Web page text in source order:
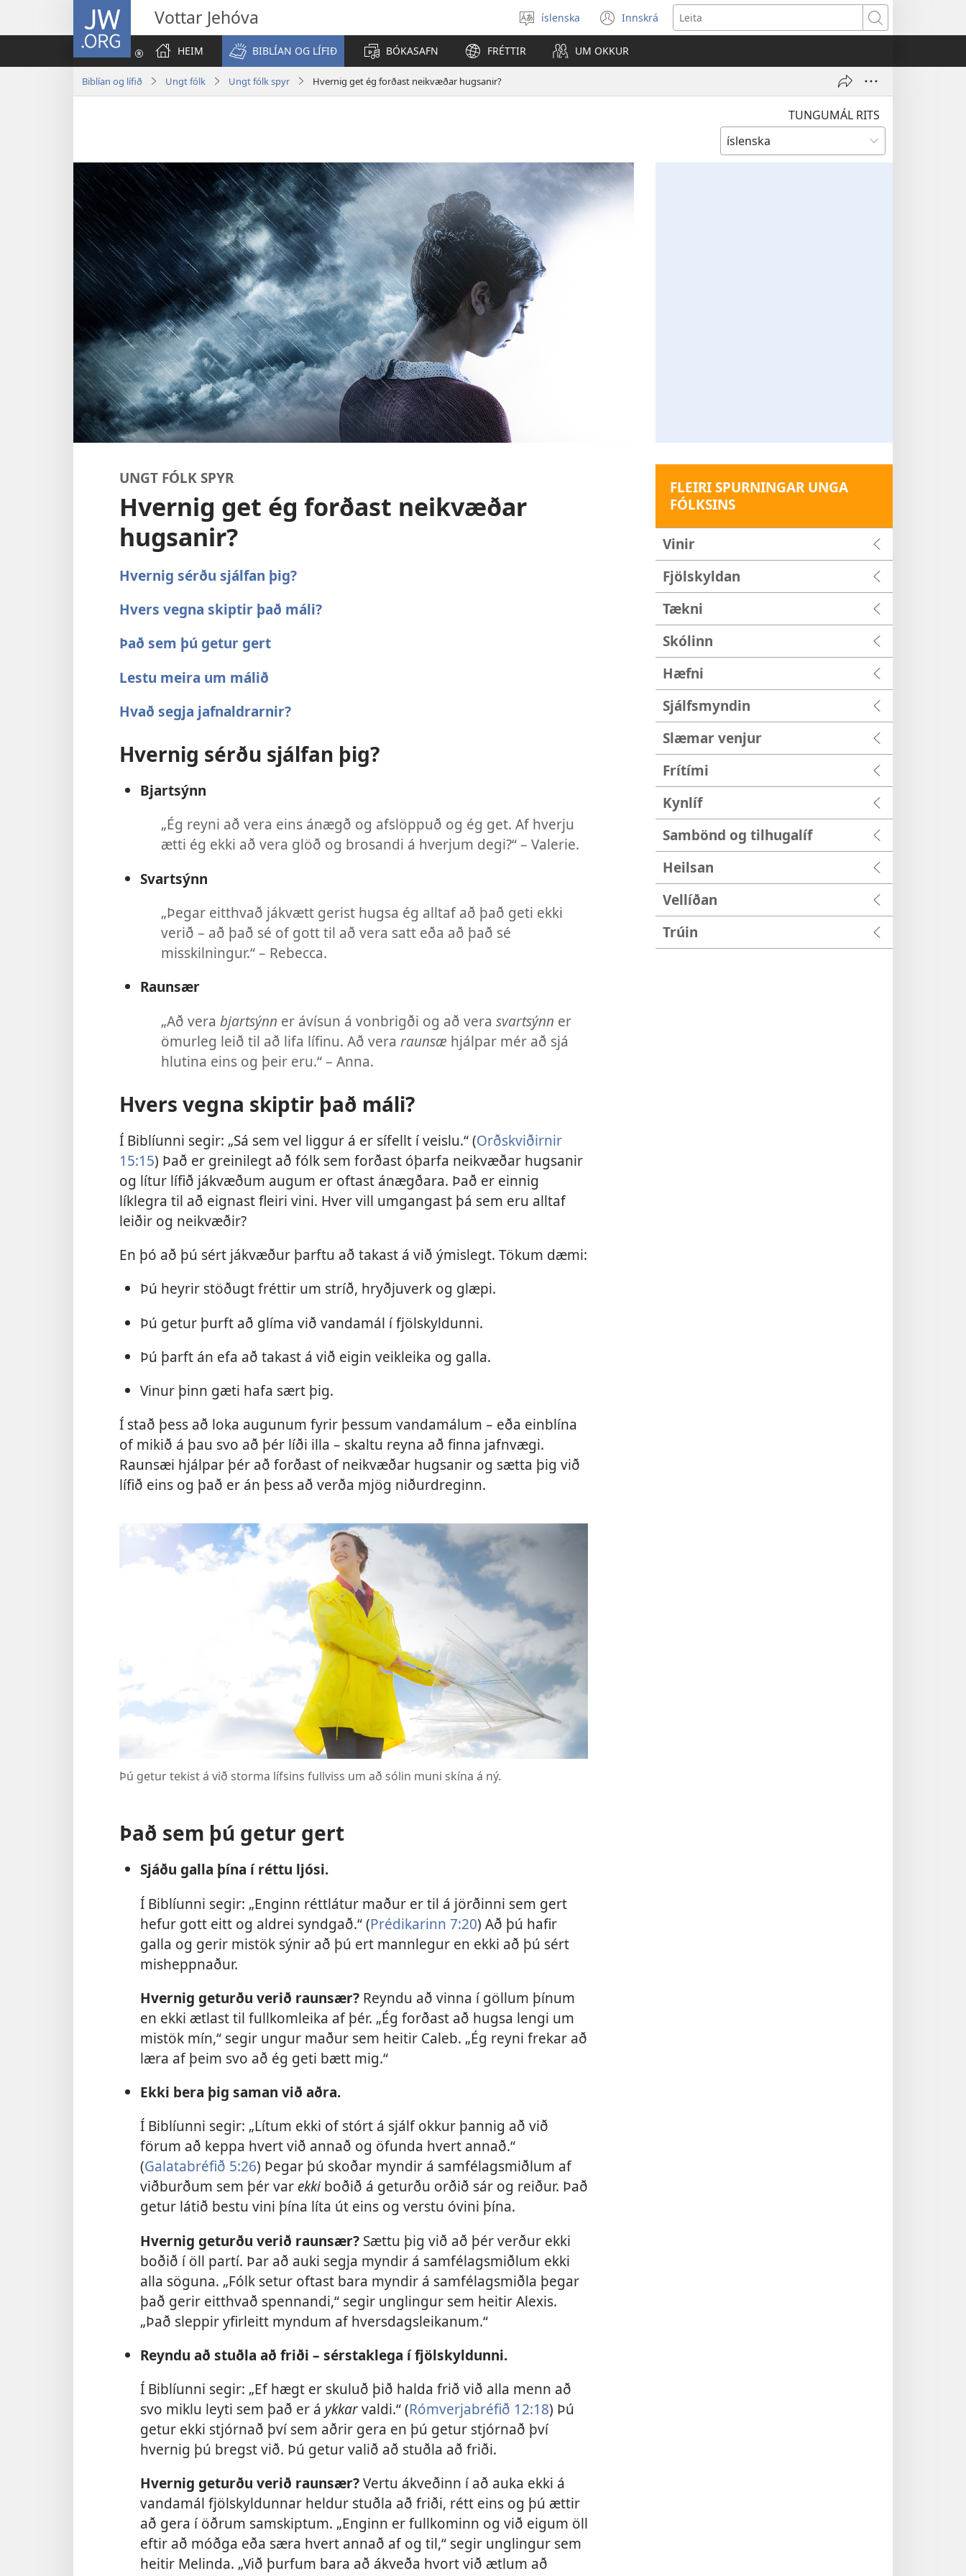
JW.ORG Vottar Jehóva
Veldu
tungumál
íslenska Innskrá
(opnast
í
glugga)
Leita
HEIM
BIBLÍAN OG LÍFIÐ BÓKASAFN FRÉTTIR UM OKKUR
Biblían og lífið Ungt fólk Ungt fólk spyr Hvernig get ég forðast neikvæðar hugsanir?
TUNGUMÁL RITS
UNGT FÓLK SPYR
Hvernig get ég forðast neikvæðar
hugsanir?
Hvernig sérðu sjálfan þig?
Hvers vegna skiptir það máli?
Það sem þú getur gert
Lestu meira um málið
Hvað segja jafnaldrarnir?
Hvernig sérðu sjálfan þig?
Bjartsýnn
„Ég reyni að vera eins ánægð og afslöppuð og ég get. Af hverju
ætti ég ekki að vera glöð og brosandi á hverjum degi?“ – Valerie.
Svartsýnn
„Þegar eitthvað jákvætt gerist hugsa ég alltaf að það geti ekki
verið – að það sé of gott til að vera satt eða að það sé
misskilningur.“ – Rebecca.
Raunsær
„Að vera bjartsýnn er ávísun á vonbrigði og að vera svartsýnn er
ömurleg leið til að lifa lífinu. Að vera raunsæ hjálpar mér að sjá
hlutina eins og þeir eru.“ – Anna.
Hvers vegna skiptir það máli?
Í Biblíunni segir: „Sá sem vel liggur á er sífellt í veislu.“ (Orðskviðirnir
15:15) Það er greinilegt að fólk sem forðast óþarfa neikvæðar hugsanir
og lítur lífið jákvæðum augum er oftast ánægðara. Það er einnig
líklegra til að eignast fleiri vini. Hver vill umgangast þá sem eru alltaf
leiðir og neikvæðir?
En þó að þú sért jákvæður þarftu að takast á við ýmislegt. Tökum dæmi:
Þú heyrir stöðugt fréttir um stríð, hryðjuverk og glæpi.
Þú getur þurft að glíma við vandamál í fjölskyldunni.
Þú þarft án efa að takast á við eigin veikleika og galla.
Vinur þinn gæti hafa sært þig.
Í stað þess að loka augunum fyrir þessum vandamálum – eða einblína
of mikið á þau svo að þér líði illa – skaltu reyna að finna jafnvægi.
Raunsæi hjálpar þér að forðast of neikvæðar hugsanir og sætta þig við
lífið eins og það er án þess að verða mjög niðurdreginn.
Þú getur tekist á við storma lífsins fullviss um að sólin muni skína á ný.
Það sem þú getur gert
Sjáðu galla þína í réttu ljósi.
Í Biblíunni segir: „Enginn réttlátur maður er til á jörðinni sem gert
hefur gott eitt og aldrei syndgað.“ (Prédikarinn 7:20) Að þú hafir
galla og gerir mistök sýnir að þú ert mannlegur en ekki að þú sért
misheppnaður.
Hvernig geturðu verið raunsær?Reyndu að vinna í göllum þínum
en ekki ætlast til fullkomleika af þér. „Ég forðast að hugsa lengi um
mistök mín,“ segir ungur maður sem heitir Caleb. „Ég reyni frekar að
læra af þeim svo að ég geti bætt mig.“
Ekki bera þig saman við aðra.
Í Biblíunni segir: „Lítum ekki of stórt á sjálf okkur þannig að við
förum að keppa hvert við annað og öfunda hvert annað.“
(Galatabréfið 5:26) Þegar þú skoðar myndir á samfélagsmiðlum af
viðburðum sem þér var ekkiboðið á geturðu orðið sár og reiður. Það
getur látið bestu vini þína líta út eins og verstu óvini þína.
Hvernig geturðu verið raunsær?Sættu þig við að þér verður ekki
boðið í öll partí. Þar að auki segja myndir á samfélagsmiðlum ekki
alla söguna. „Fólk setur oftast bara myndir á samfélagsmiðla þegar
það gerir eitthvað spennandi,“ segir unglingur sem heitir Alexis.
„Það sleppir yfirleitt myndum af hversdagsleikanum.“
Reyndu að stuðla að friði – sérstaklega í fjölskyldunni.
Í Biblíunni segir: „Ef hægt er skuluð þið halda frið við alla menn að
svo miklu leyti sem það er á ykkarvaldi.“ (Rómverjabréfið 12:18) Þú
getur ekki stjórnað því sem aðrir gera en þú getur stjórnað því
hvernig þú bregst við. Þú getur valið að stuðla að friði.
Hvernig geturðu verið raunsær?Vertu ákveðinn í að auka ekki á
vandamál fjölskyldunnar heldur stuðla að friði, rétt eins og þú ættir
að gera í öðrum samskiptum. „Enginn er fullkominn og við eigum öll
eftir að móðga eða særa hvert annað af og til,“ segir unglingur sem
heitir Melinda. „Við þurfum bara að ákveða hvort við ætlum að
FLEIRI SPURNINGAR UNGA
FÓLKSINS
Vinir
Fjölskyldan
Tækni
Skólinn
Hæfni
Sjálfsmyndin
Slæmar venjur
Frítími
Kynlíf
Sambönd og tilhugalíf
Heilsan
Vellíðan
Trúin